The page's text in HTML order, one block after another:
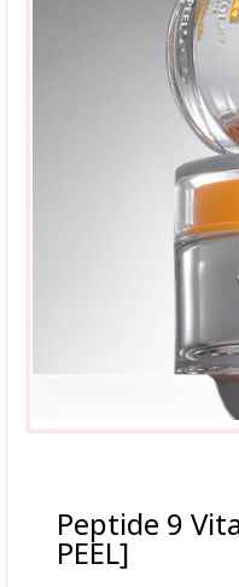
Peptide 9
PEEL]